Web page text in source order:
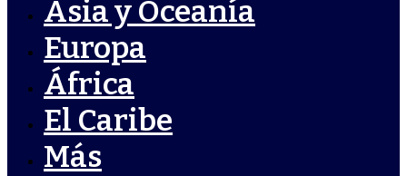
Asia y Oceanía
Europa
África
El Caribe
Más